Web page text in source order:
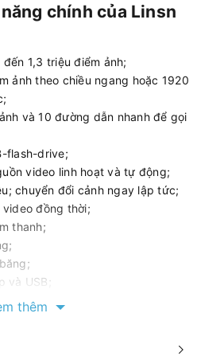
chính của Linsn
1,3 triệu điểm ảnh;
ảnh theo chiều ngang hoặc 1920
và 10 đường dẫn nhanh để gọi
flash-drive;
video linh hoạt và tự động;
chuyển đổi cảnh ngay lập tức;
đồng thời;
thanh;
và USB;
HDMI1.3, 1 DVI, 1 VGA, 1 CVBS;
bằng USB flash drive và đám
thêm